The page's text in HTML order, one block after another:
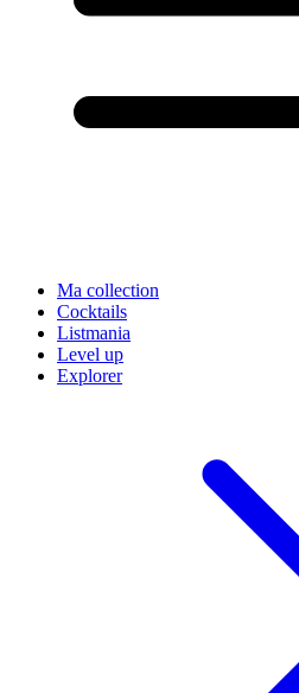
Ma collection
Cocktails
Listmania
Level up
Explorer